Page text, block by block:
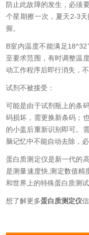
防止此故障的发生，必须
个星期擦一次，夏天2-3
握。
B室内温度不能满足
至要求范围，有时调整温
动工作程序后即行消失，不
试剂不被接受：
可能是由于试剂瓶上的条
码损坏，需更换新条码；
的小盖后重新识别即可。
脑记忆中不能自动去除，
蛋白质测定仪是新一代的
是测量速度快,测定数值精
和世界上的特殊蛋白质测试
想了解更多蛋白质测定仪